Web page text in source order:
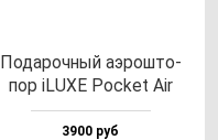
Пода­роч­ный аэрош­то­
пор iLUXE Poc­ket Air
3900 руб